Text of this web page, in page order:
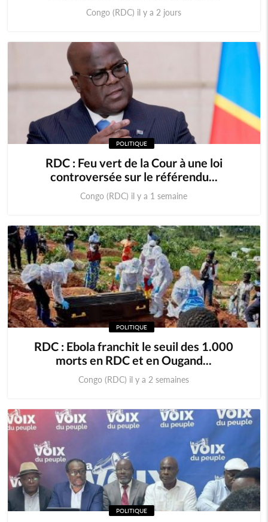
Congo (RDC) il y a 2 jours
POLITIQUE
RDC : Feu vert de la Cour à une loi
controversée sur le référendu...
Congo (RDC) il y a 1 semaine
POLITIQUE
RDC : Ebola franchit le seuil des 1.000
morts en RDC et en Ougand...
Congo (RDC) il y a 2 semaines
POLITIQUE